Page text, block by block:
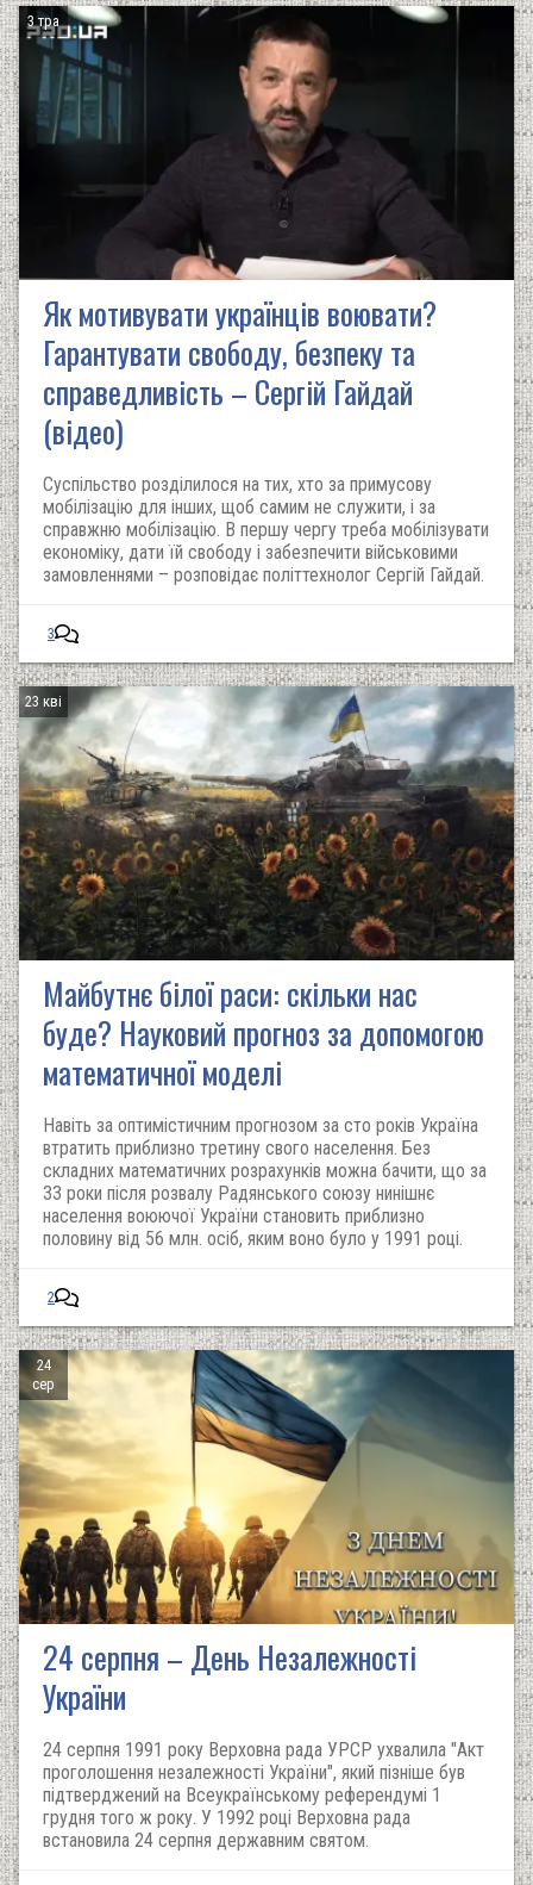
3 тра
Як мотивувати українців воювати?
Гарантувати свободу, безпеку та
справедливість – Сергій Гайдай
(відео)
Суспільство розділилося на тих, хто за примусову
мобілізацію для інших, щоб самим не служити, і за
справжню мобілізацію. В першу чергу треба мобілізувати
економіку, дати їй свободу і забезпечити військовими
замовленнями – розповідає політтехнолог Сергій Гайдай.
3
23 кві
Майбутнє білої раси: скільки нас
буде? Науковий прогноз за допомогою
математичної моделі
Навіть за оптимістичним прогнозом за сто років Україна
втратить приблизно третину свого населення. Без
складних математичних розрахунків можна бачити, що за
33 роки після розвалу Радянського союзу нинішнє
населення воюючої України становить приблизно
половину від 56 млн. осіб, яким воно було у 1991 році.
2
24
сер
24 серпня – День Незалежності
України
24 серпня 1991 року Верховна рада УРСР ухвалила "Акт
проголошення незалежності України", який пізніше був
підтверджений на Всеукраїнському референдумі 1
грудня того ж року. У 1992 році Верховна рада
встановила 24 серпня державним святом.